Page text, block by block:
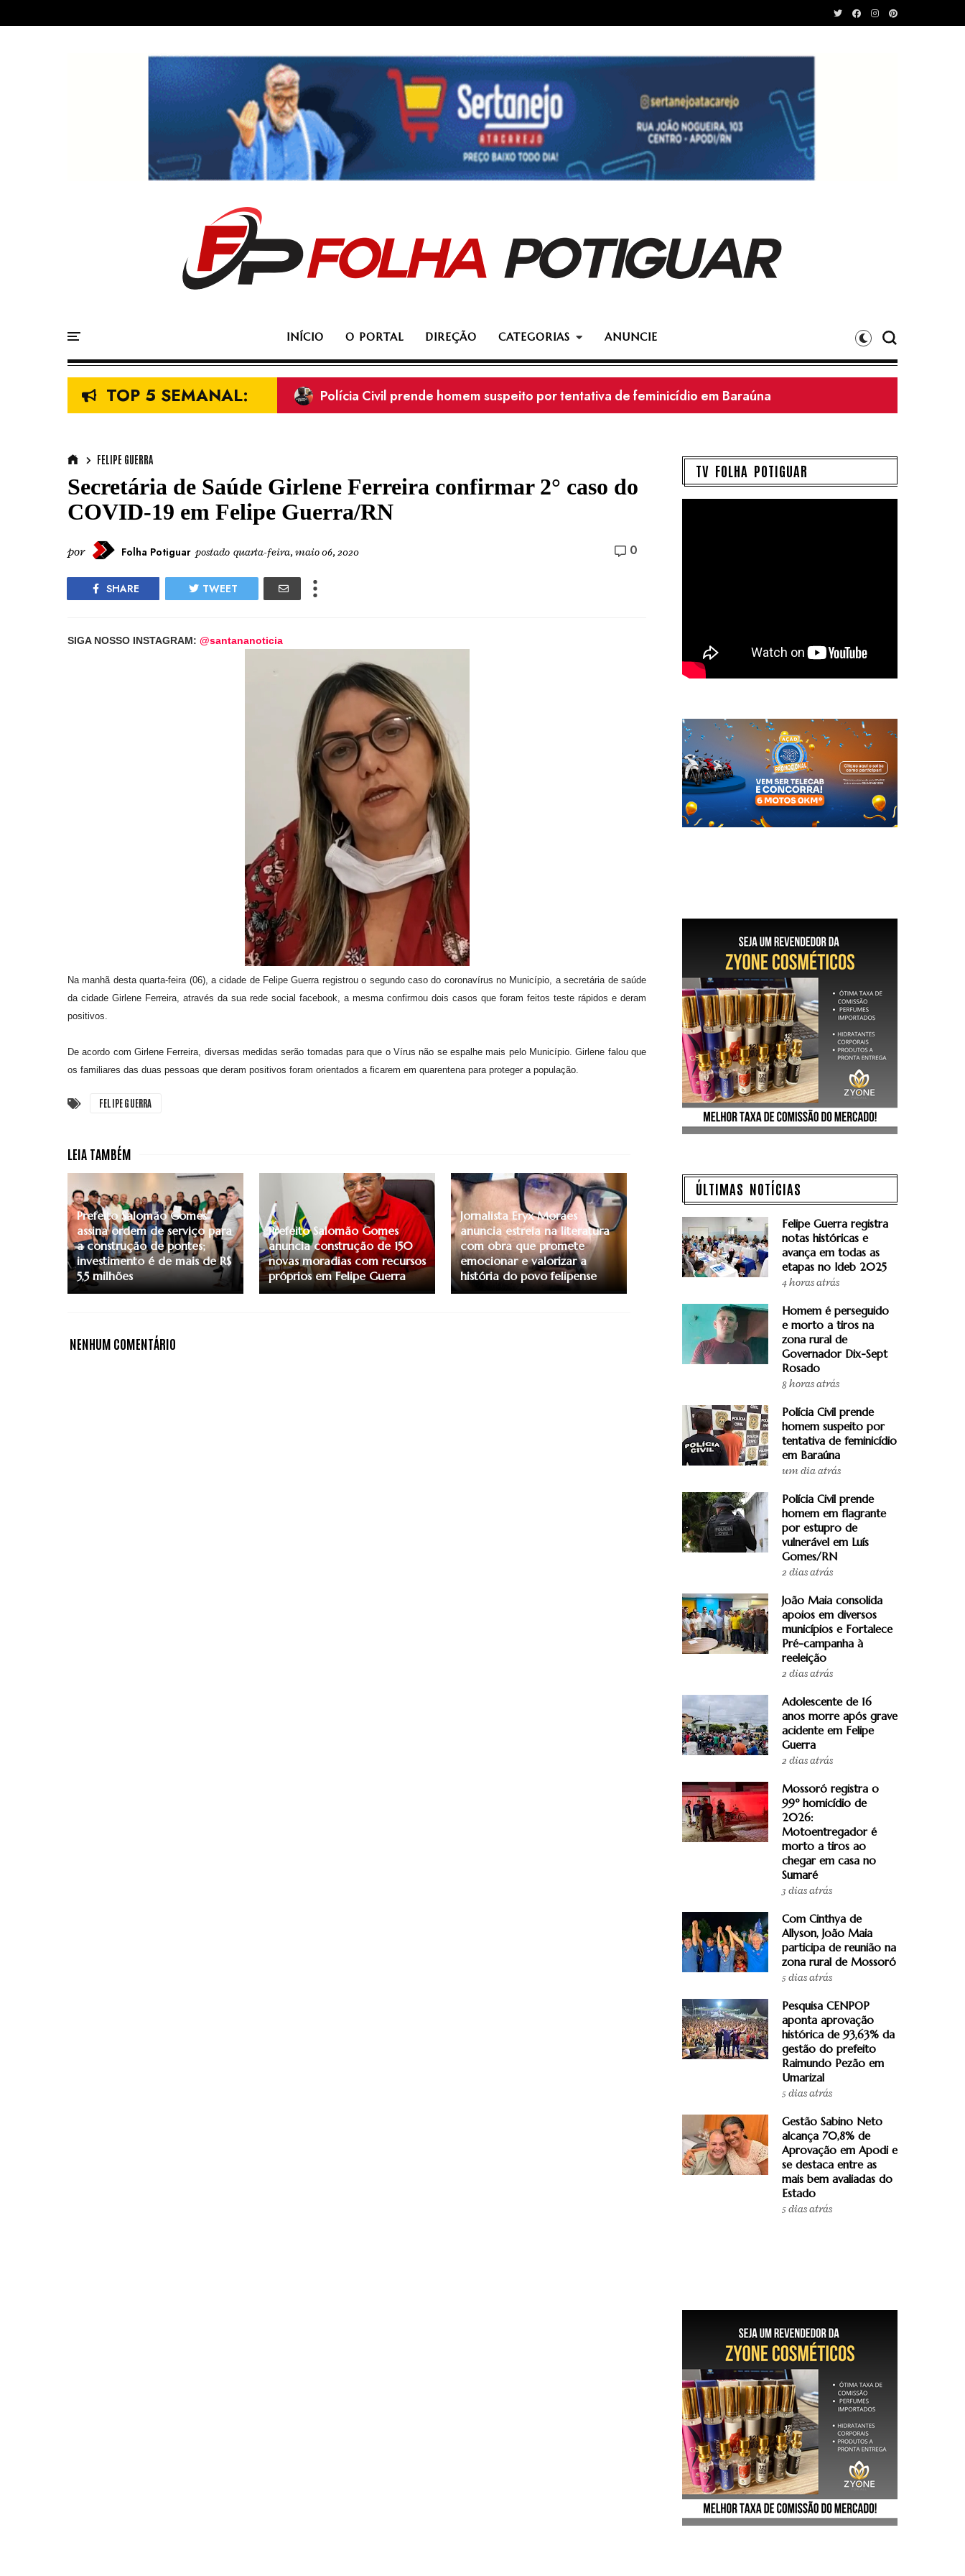
INÍCIO O PORTAL DIREÇÃO CATEGORIAS ANUNCIE
TOP 5 SEMANAL: Polícia Civil prende homem suspeito por tentativa de feminicídio em Baraúna
FELIPE GUERRA
Secretária de Saúde Girlene Ferreira confirmar 2° caso do
COVID-19 em Felipe Guerra/RN
por Folha Potiguar postado quarta-feira, maio 06, 2020 0
SHARE TWEET
SIGA NOSSO INSTAGRAM: @santananoticia
Na manhã desta quarta-feira (06), a cidade de Felipe Guerra registrou o segundo caso do coronavírus no Município, a secretária de saúde
da cidade Girlene Ferreira, através da sua rede social facebook, a mesma confirmou dois casos que foram feitos teste rápidos e deram
positivos.
De acordo com Girlene Ferreira, diversas medidas serão tomadas para que o Vírus não se espalhe mais pelo Município. Girlene falou que
os familiares das duas pessoas que deram positivos foram orientados a ficarem em quarentena para proteger a população.
FELIPE GUERRA
Prefeito Salomão Gomes
assina ordem de serviço para
a construção de pontes;
investimento é de mais de R$
5,5 milhões
Prefeito Salomão Gomes
anuncia construção de 150
novas moradias com recursos
próprios em Felipe Guerra
Jornalista Eryx Moraes
anuncia estreia na literatura
com obra que promete
emocionar e valorizar a
história do povo felipense
NENHUM COMENTÁRIO
TV FOLHA POTIGUAR
ÚLTIMAS NOTÍCIAS
Felipe Guerra registra
notas históricas e
avança em todas as
etapas no Ideb 2025
4 horas atrás
Homem é perseguido
e morto a tiros na
zona rural de
Governador Dix-Sept
Rosado
8 horas atrás
Polícia Civil prende
homem suspeito por
tentativa de feminicídio
em Baraúna
um dia atrás
Polícia Civil prende
homem em flagrante
por estupro de
vulnerável em Luís
Gomes/RN
2 dias atrás
João Maia consolida
apoios em diversos
municípios e Fortalece
Pré-campanha à
reeleição
2 dias atrás
Adolescente de 16
anos morre após grave
acidente em Felipe
Guerra
2 dias atrás
Mossoró registra o
99º homicídio de
2026:
Motoentregador é
morto a tiros ao
chegar em casa no
Sumaré
3 dias atrás
Com Cinthya de
Allyson, João Maia
participa de reunião na
zona rural de Mossoró
5 dias atrás
Pesquisa CENPOP
aponta aprovação
histórica de 93,63% da
gestão do prefeito
Raimundo Pezão em
Umarizal
5 dias atrás
Gestão Sabino Neto
alcança 70,8% de
Aprovação em Apodi e
se destaca entre as
mais bem avaliadas do
Estado
5 dias atrás